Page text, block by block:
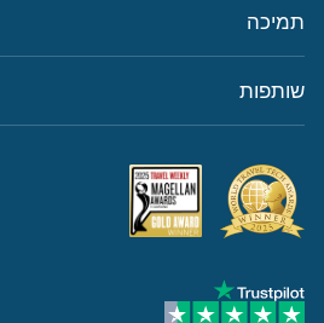
תמיכה
שותפות